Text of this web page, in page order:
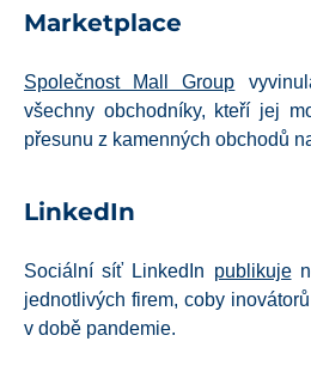
Marketplace
Společnost Mall Group
všechny obchodníky, kteří jej
přesunu z kamenných obchodů
LinkedIn
Sociální síť LinkedIn publikuje
jednotlivých firem, coby
v době pandemie.